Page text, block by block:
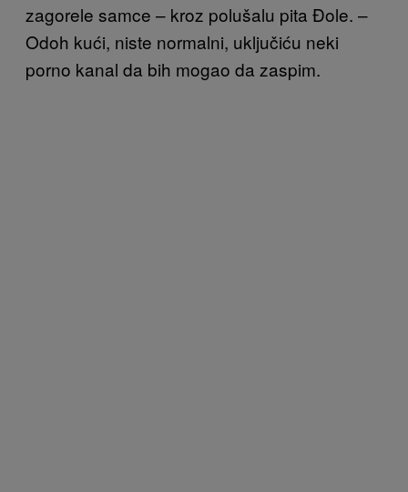
zagorele samce – kroz polušalu pita Đole. –
Odoh kući, niste normalni, uključiću neki
porno kanal da bih mogao da zaspim.